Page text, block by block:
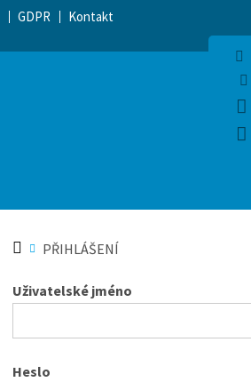
GDPR Kontakt
PŘIHLÁŠENÍ
Uživatelské jméno
Heslo